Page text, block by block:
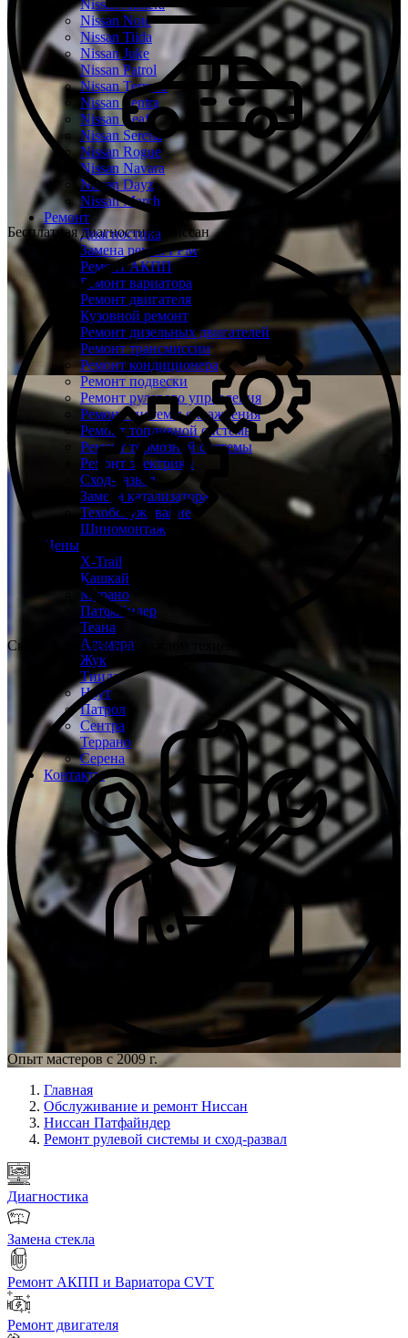
Nissan Almera
Nissan Note
Nissan Tiida
Nissan Juke
Nissan Patrol
Nissan Terrano
Nissan Sentra
Nissan Leaf
Nissan Serena
Nissan Rogue
Nissan Navara
Nissan Dayz
Nissan March
Ремонт
Диагностика
Замена ремня ГРМ
Ремонт АКПП
Ремонт вариатора
Ремонт двигателя
Кузовной ремонт
Ремонт дизельных двигателей
Ремонт трансмиссии
Ремонт кондиционера
Ремонт подвески
Ремонт рулевого управления
Ремонт системы охлаждения
Ремонт топливной системы
Ремонт тормозной системы
Ремонт электрики
Сход-развал
Замена катализатора
Техобслуживание
Шиномонтаж
Цены
X-Trail
Кашкай
Мурано
Патфайндер
Теана
Альмера
Жук
Тиида
Ноут
Патрол
Сентра
Террано
Серена
Контакты
Бесплатная диагностика Ниссан
Склад запчастей при каждом техцентре
Опыт мастеров с 2009 г.
Главная
Обслуживание и ремонт Ниссан
Ниссан Патфайндер
Ремонт рулевой системы и сход-развал
Диагностика
Замена стекла
Ремонт АКПП и Вариатора CVT
Ремонт двигателя